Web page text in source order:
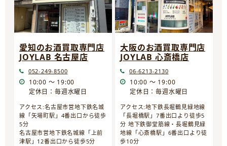
愛知のお酒買取専門店
JOYLAB 名古屋店
052-249-8500
10:00 ～ 19:00
定休日：毎週水曜日
アクセス:名古屋市営地下鉄名城
線「矢場町駅」4番出口から徒歩
5分
名古屋市営地下鉄名城線「上前
津駅」12番出口から徒歩5分
大阪のお酒買取専門店
JOYLAB 心斎橋店
06-6213-2130
10:00 ～ 19:00
定休日：毎週水曜日
アクセス:地下鉄長堀鶴見緑地線
「長堀橋駅」7番出口より徒歩5
分 地下鉄御堂筋線・長堀鶴見緑
地線「心斎橋駅」6番出口より徒
歩10分